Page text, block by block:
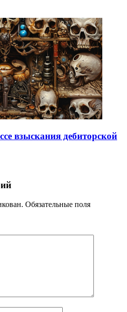
взыскания дебиторской
Обязательные поля